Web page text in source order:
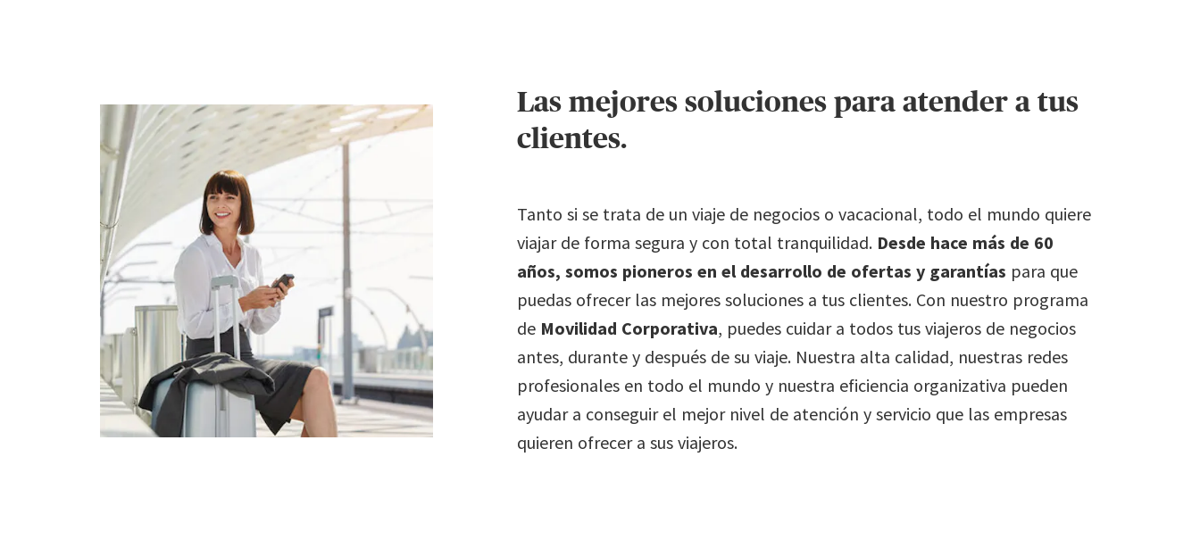
Las mejores soluciones para atender a tus
clientes.
Tanto si se trata de un viaje de negocios o vacacional, todo el mundo quiere
viajar de forma segura y con total tranquilidad.Desde hace más de 60
años, somos pioneros en el desarrollo de ofertas y garantías para que
puedas ofrecer las mejores soluciones a tus clientes. Con nuestro programa
de Movilidad Corporativa, puedes cuidar a todos tus viajeros de negocios
antes, durante y después de su viaje. Nuestra alta calidad, nuestras redes
profesionales en todo el mundo y nuestra eficiencia organizativa pueden
ayudar a conseguir el mejor nivel de atención y servicio que las empresas
quieren ofrecer a sus viajeros.